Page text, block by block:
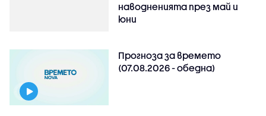
наводненията през май и
юни
Прогноза за времето
(07.08.2026 - обедна)